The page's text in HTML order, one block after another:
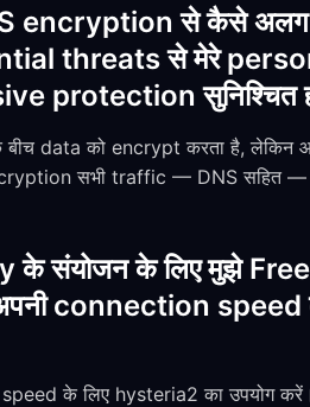
encryption से कैसे अलग
threats से मेरे
protection सुनिश्चित
data को encrypt करता है, लेकिन
सभी traffic — DNS सहित —
के संयोजन के लिए मुझे
connection
के लिए hysteria2 का उपयोग